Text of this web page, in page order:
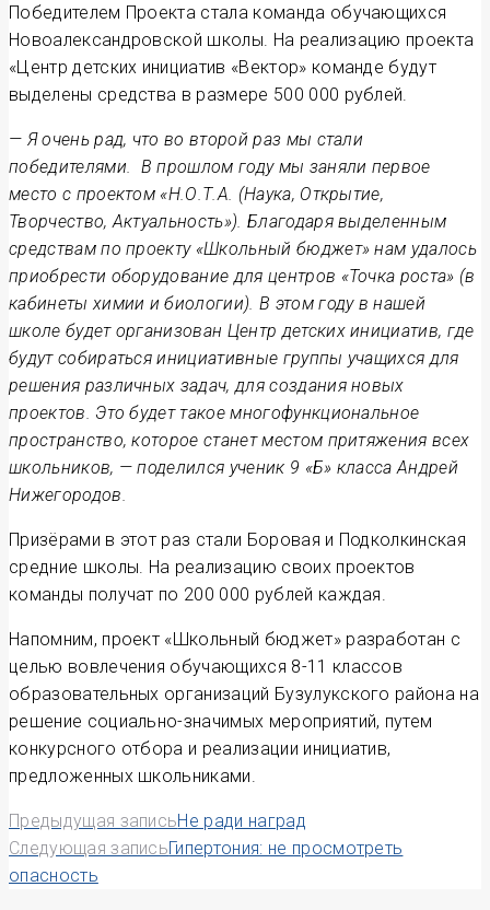
Победителем Проекта стала команда обучающихся
Новоалександровской школы. На реализацию проекта
«Центр детских инициатив «Вектор» команде будут
выделены средства в размере 500 000 рублей.
— Я очень рад, что во второй раз мы стали
победителями. В прошлом году мы заняли первое
место с проектом «Н.О.Т.А. (Наука, Открытие,
Творчество, Актуальность»). Благодаря выделенным
средствам по проекту «Школьный бюджет» нам удалось
приобрести оборудование для центров «Точка роста» (в
кабинеты химии и биологии). В этом году в нашей
школе будет организован Центр детских инициатив, где
будут собираться инициативные группы учащихся для
решения различных задач, для создания новых
проектов. Это будет такое многофункциональное
пространство, которое станет местом притяжения всех
школьников, — поделился ученик 9 «Б» класса Андрей
Нижегородов.
Призёрами в этот раз стали Боровая и Подколкинская
средние школы. На реализацию своих проектов
команды получат по 200 000 рублей каждая.
Напомним, проект «Школьный бюджет» разработан с
целью вовлечения обучающихся 8-11 классов
образовательных организаций Бузулукского района на
решение социально-значимых мероприятий, путем
конкурсного отбора и реализации инициатив,
предложенных школьниками.
Навигация
по
Предыдущая записьНе ради наград
Следующая записьГипертония: не просмотреть
опасность